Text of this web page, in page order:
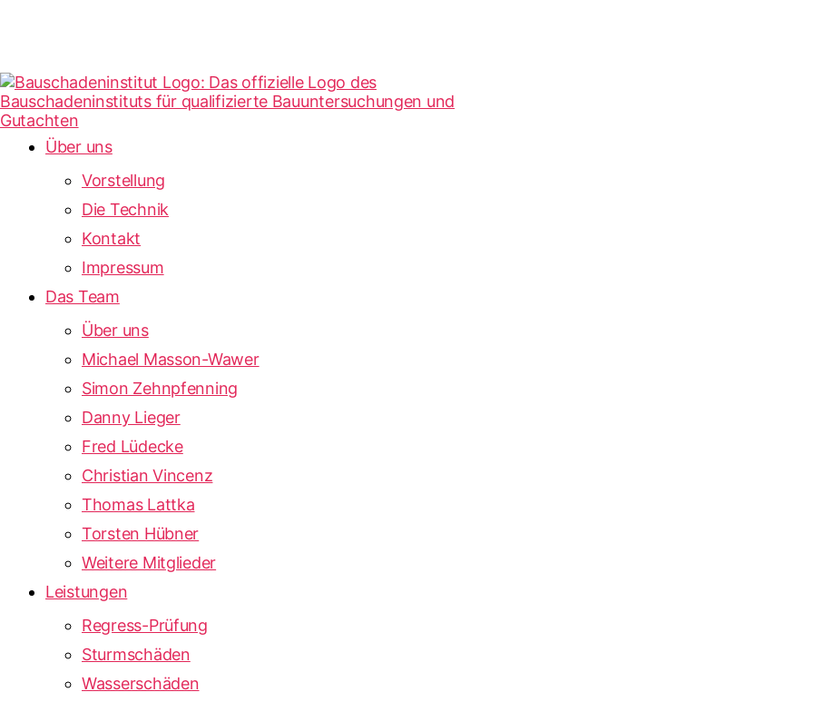
Über uns
Vorstellung
Die Technik
Kontakt
Impressum
Das Team
Über uns
Michael Masson-Wawer
Simon Zehnpfenning
Danny Lieger
Fred Lüdecke
Christian Vincenz
Thomas Lattka
Torsten Hübner
Weitere Mitglieder
Leistungen
Regress-Prüfung
Sturmschäden
Wasserschäden